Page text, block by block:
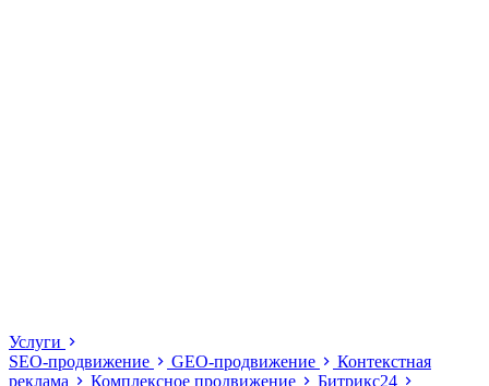
Услуги
SEO-продвижение
GEO-продвижение
Контекстная
реклама
Комплексное продвижение Битрикс24